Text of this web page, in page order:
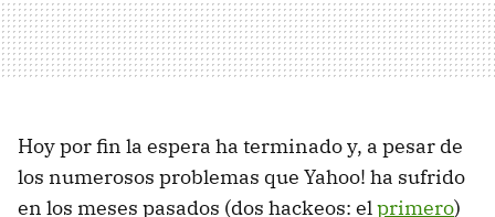
Hoy por fin la espera ha terminado y, a pesar de
los numerosos problemas que Yahoo! ha sufrido
en los meses pasados (dos hackeos: elprimero)